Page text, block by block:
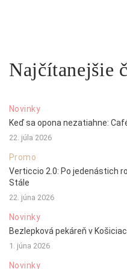
Najčítanejšie
Novinky
Keď sa opona nezatiahne:
22. júla 2026
Promo
Verticcio 2.0: Po jedenástich
Stále
22. júna 2026
Novinky
Bezlepková pekáreň v
1. júna 2026
Novinky